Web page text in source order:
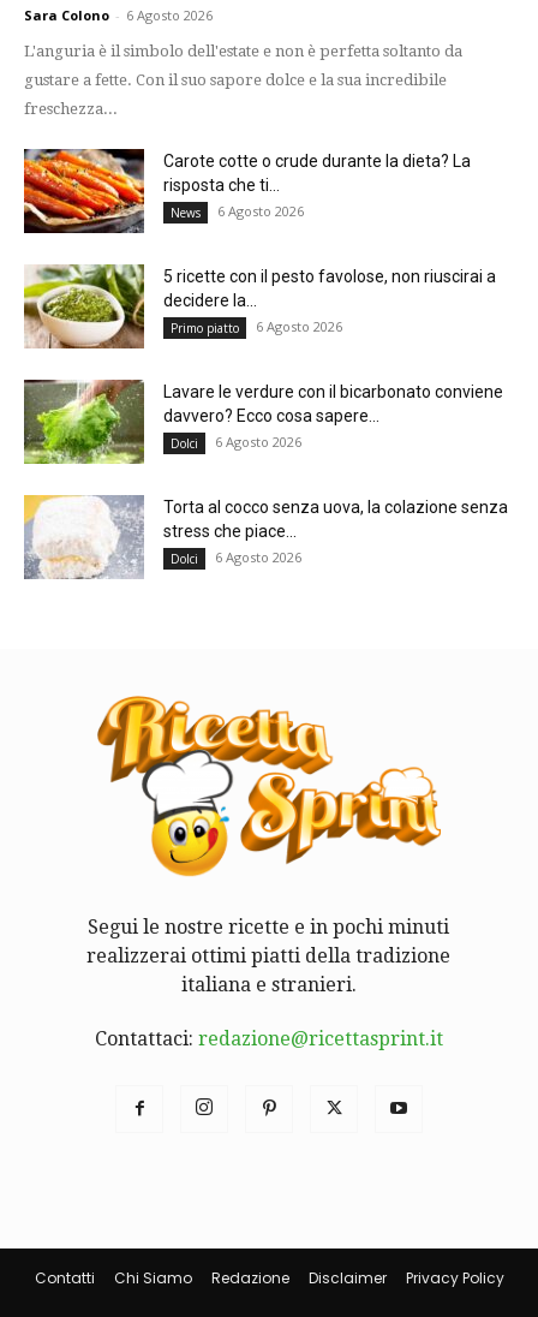
Sara Colono - 6 Agosto 2026
L'anguria è il simbolo dell'estate e non è perfetta soltanto da
gustare a fette. Con il suo sapore dolce e la sua incredibile
freschezza...
Carote cotte o crude durante la dieta? La
risposta che ti...
News 6 Agosto 2026
5 ricette con il pesto favolose, non riuscirai a
decidere la...
Primo piatto 6 Agosto 2026
Lavare le verdure con il bicarbonato conviene
davvero? Ecco cosa sapere...
Dolci 6 Agosto 2026
Torta al cocco senza uova, la colazione senza
stress che piace...
Dolci 6 Agosto 2026
Segui le nostre ricette e in pochi minuti
realizzerai ottimi piatti della tradizione
italiana e stranieri.
Contattaci: redazione@ricettasprint.it
Contatti Chi Siamo Redazione Disclaimer Privacy Policy